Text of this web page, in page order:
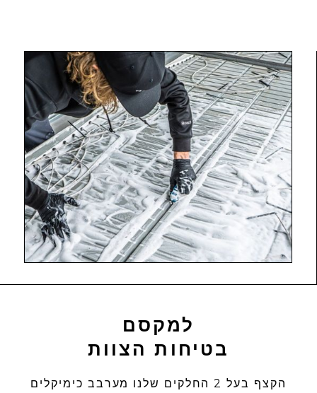
למקסם
בטיחות הצוות
הקצף בעל 2 החלקים שלנו מערבב כימיקלים